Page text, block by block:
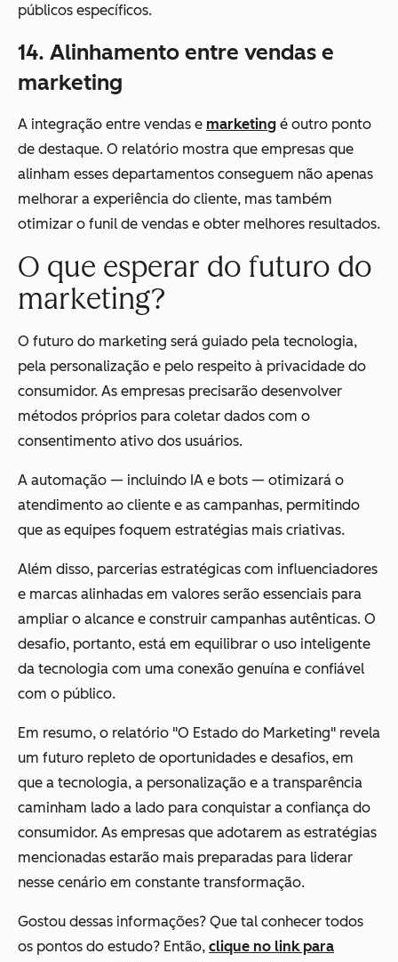
públicos específicos.
14. Alinhamento entre vendas e
marketing
A integração entre vendas e marketing é outro ponto
de destaque. O relatório mostra que empresas que
alinham esses departamentos conseguem não apenas
melhorar a experiência do cliente, mas também
otimizar o funil de vendas e obter melhores resultados.
O que esperar do futuro do
marketing?
O futuro do marketing será guiado pela tecnologia,
pela personalização e pelo respeito à privacidade do
consumidor. As empresas precisarão desenvolver
métodos próprios para coletar dados com o
consentimento ativo dos usuários.
A automação — incluindo IA e bots — otimizará o
atendimento ao cliente e as campanhas, permitindo
que as equipes foquem estratégias mais criativas.
Além disso, parcerias estratégicas com influenciadores
e marcas alinhadas em valores serão essenciais para
ampliar o alcance e construir campanhas autênticas. O
desafio, portanto, está em equilibrar o uso inteligente
da tecnologia com uma conexão genuína e confiável
com o público.
Em resumo, o relatório "O Estado do Marketing" revela
um futuro repleto de oportunidades e desafios, em
que a tecnologia, a personalização e a transparência
caminham lado a lado para conquistar a confiança do
consumidor. As empresas que adotarem as estratégias
mencionadas estarão mais preparadas para liderar
nesse cenário em constante transformação.
Gostou dessas informações? Que tal conhecer todos
os pontos do estudo? Então, clique no link para